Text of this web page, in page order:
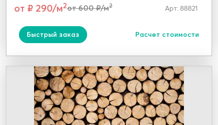
от ₽ 290/м2от 600 ₽/м2 Арт: 88821
Быстрый заказ Расчет стоимости